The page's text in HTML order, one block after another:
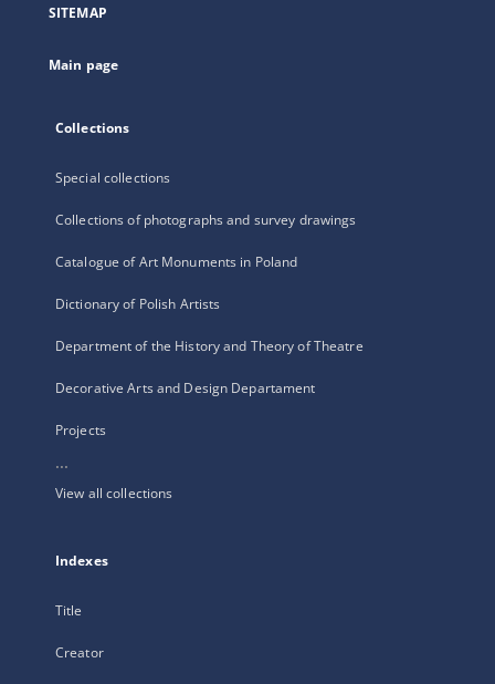
new
SITEMAP
Main page
Collections
Special collections
Collections of photographs and survey drawings
Catalogue of Art Monuments in Poland
Dictionary of Polish Artists
Department of the History and Theory of Theatre
Decorative Arts and Design Departament
Projects
...
View all collections
Indexes
Title
Creator